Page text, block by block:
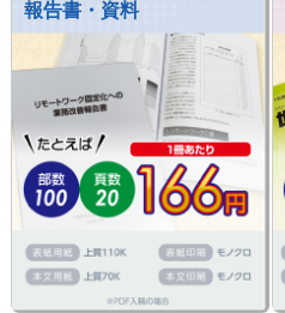
報告書・資料